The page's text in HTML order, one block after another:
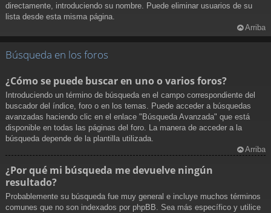
directamente, introduciendo su nombre. Puede eliminar usuarios de su
lista desde esta misma página.
Arriba
Búsqueda en los foros
¿Cómo se puede buscar en uno o varios foros?
Introduciendo un término de búsqueda en el campo correspondiente del
buscador del índice, foro o en los temas. Puede acceder a búsquedas
avanzadas haciendo clic en el enlace "Búsqueda Avanzada" que está
disponible en todas las páginas del foro. La manera de acceder a la
búsqueda depende de la plantilla utilizada.
Arriba
¿Por qué mi búsqueda me devuelve ningún
resultado?
Probablemente su búsqueda fue muy general e incluye muchos términos
comunes que no son indexados por phpBB. Sea más específico y utilice